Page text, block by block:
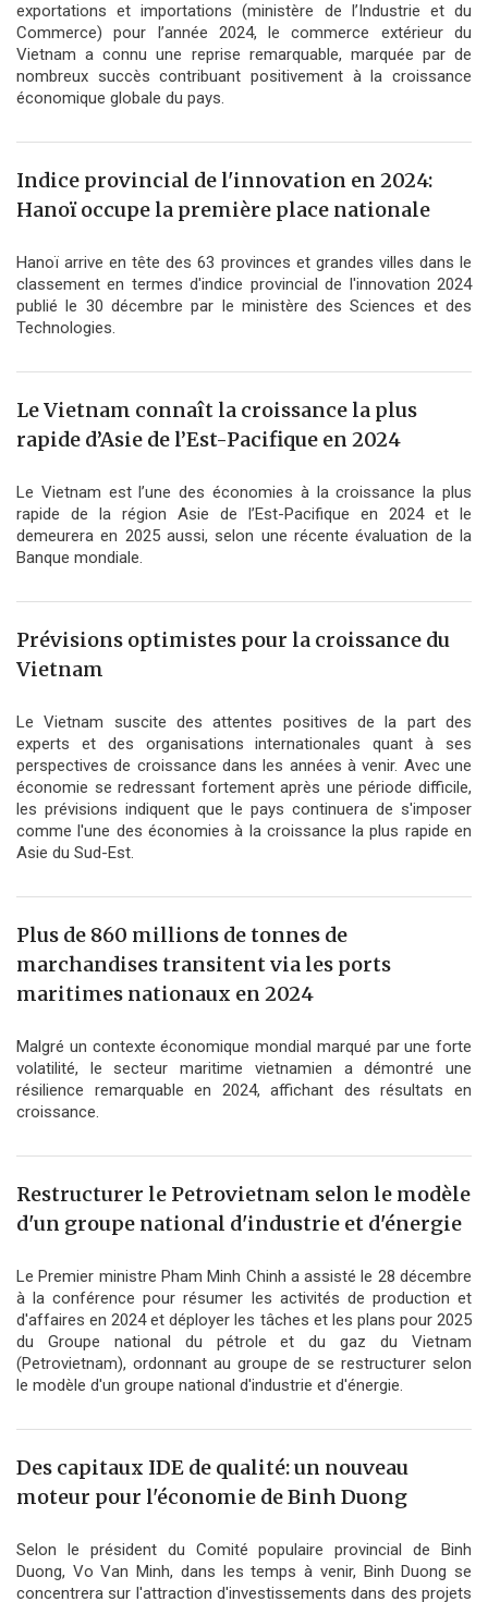
exportations et importations (ministère de l’Industrie et du
Commerce) pour l’année 2024, le commerce extérieur du
Vietnam a connu une reprise remarquable, marquée par de
nombreux succès contribuant positivement à la croissance
économique globale du pays.
Indice provincial de l'innovation en 2024:
Hanoï occupe la première place nationale
Hanoï arrive en tête des 63 provinces et grandes villes dans le
classement en termes d'indice provincial de l'innovation 2024
publié le 30 décembre par le ministère des Sciences et des
Technologies.
Le Vietnam connaît la croissance la plus
rapide d’Asie de l’Est-Pacifique en 2024
Le Vietnam est l’une des économies à la croissance la plus
rapide de la région Asie de l’Est-Pacifique en 2024 et le
demeurera en 2025 aussi, selon une récente évaluation de la
Banque mondiale.
Prévisions optimistes pour la croissance du
Vietnam
Le Vietnam suscite des attentes positives de la part des
experts et des organisations internationales quant à ses
perspectives de croissance dans les années à venir. Avec une
économie se redressant fortement après une période difficile,
les prévisions indiquent que le pays continuera de s'imposer
comme l'une des économies à la croissance la plus rapide en
Asie du Sud-Est.
Plus de 860 millions de tonnes de
marchandises transitent via les ports
maritimes nationaux en 2024
Malgré un contexte économique mondial marqué par une forte
volatilité, le secteur maritime vietnamien a démontré une
résilience remarquable en 2024, affichant des résultats en
croissance.
Restructurer le Petrovietnam selon le modèle
d'un groupe national d'industrie et d'énergie
Le Premier ministre Pham Minh Chinh a assisté le 28 décembre
à la conférence pour résumer les activités de production et
d'affaires en 2024 et déployer les tâches et les plans pour 2025
du Groupe national du pétrole et du gaz du Vietnam
(Petrovietnam), ordonnant au groupe de se restructurer selon
le modèle d'un groupe national d'industrie et d'énergie.
Des capitaux IDE de qualité: un nouveau
moteur pour l'économie de Binh Duong
Selon le président du Comité populaire provincial de Binh
Duong, Vo Van Minh, dans les temps à venir, Binh Duong se
concentrera sur l'attraction d'investissements dans des projets